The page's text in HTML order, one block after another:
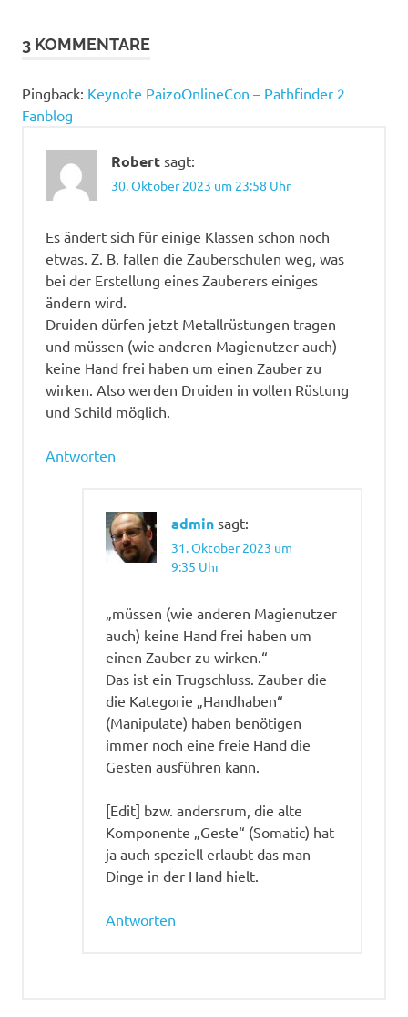
3 KOMMENTARE
Pingback: Keynote PaizoOnlineCon – Pathfinder 2
Fanblog
Robert sagt:
30. Oktober 2023 um 23:58 Uhr
Es ändert sich für einige Klassen schon noch
etwas. Z. B. fallen die Zauberschulen weg, was
bei der Erstellung eines Zauberers einiges
ändern wird.
Druiden dürfen jetzt Metallrüstungen tragen
und müssen (wie anderen Magienutzer auch)
keine Hand frei haben um einen Zauber zu
wirken. Also werden Druiden in vollen Rüstung
und Schild möglich.
Antworten
admin sagt:
31. Oktober 2023 um
9:35 Uhr
„müssen (wie anderen Magienutzer
auch) keine Hand frei haben um
einen Zauber zu wirken.“
Das ist ein Trugschluss. Zauber die
die Kategorie „Handhaben“
(Manipulate) haben benötigen
immer noch eine freie Hand die
Gesten ausführen kann.
[Edit] bzw. andersrum, die alte
Komponente „Geste“ (Somatic) hat
ja auch speziell erlaubt das man
Dinge in der Hand hielt.
Antworten